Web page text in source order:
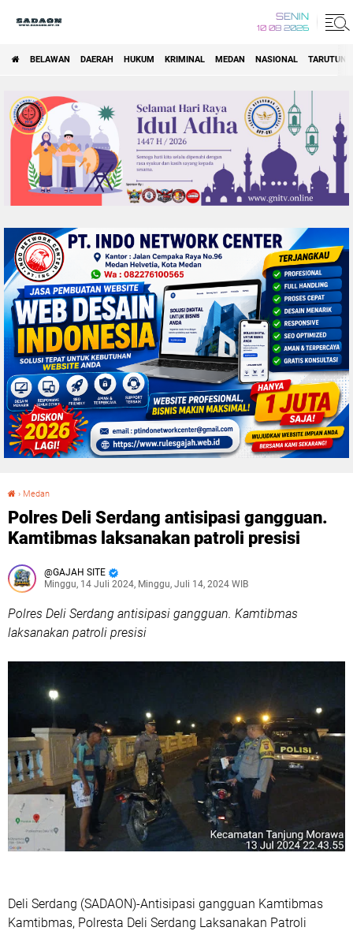
SENIN
10 08 2026
BELAWAN DAERAH HUKUM KRIMINAL MEDAN NASIONAL TARUTUNG
› Medan
Polres Deli Serdang antisipasi gangguan.
Kamtibmas laksanakan patroli presisi
GAJAH SITE
Minggu, 14 Juli 2024, Minggu, Juli 14, 2024 WIB
Polres Deli Serdang antisipasi gangguan. Kamtibmas
laksanakan patroli presisi
Deli Serdang (SADAON)-Antisipasi gangguan Kamtibmas
Kamtibmas, Polresta Deli Serdang Laksanakan Patroli